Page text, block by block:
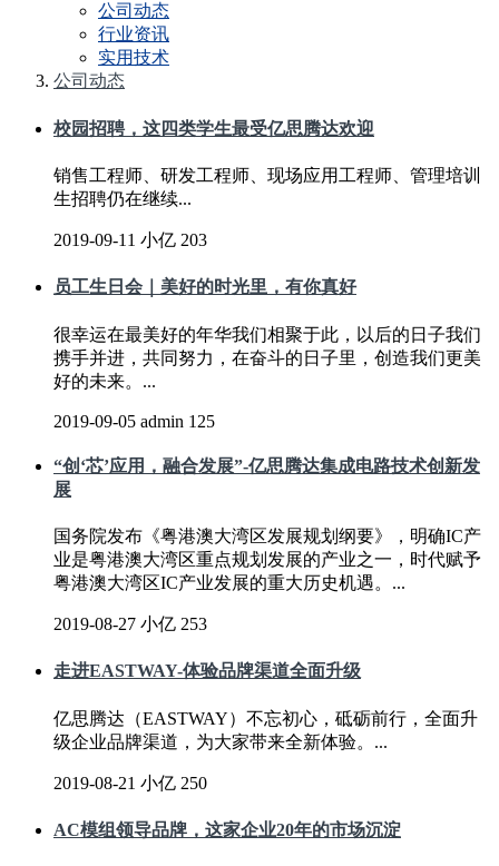
公司动态
行业资讯
实用技术
公司动态
校园招聘，这四类学生最受亿思腾达欢迎
销售工程师、研发工程师、现场应用工程师、管理培训
生招聘仍在继续...
2019-09-11 小亿 203
员工生日会｜美好的时光里，有你真好
很幸运在最美好的年华我们相聚于此，以后的日子我们
携手并进，共同努力，在奋斗的日子里，创造我们更美
好的未来。...
2019-09-05 admin 125
“创‘芯’应用，融合发展”-亿思腾达集成电路技术创新发
展
国务院发布《粤港澳大湾区发展规划纲要》，明确IC产
业是粤港澳大湾区重点规划发展的产业之一，时代赋予
粤港澳大湾区IC产业发展的重大历史机遇。...
2019-08-27 小亿 253
走进EASTWAY-体验品牌渠道全面升级
亿思腾达（EASTWAY）不忘初心，砥砺前行，全面升
级企业品牌渠道，为大家带来全新体验。...
2019-08-21 小亿 250
AC模组领导品牌，这家企业20年的市场沉淀